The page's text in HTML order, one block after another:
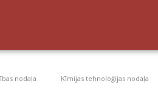
nodaļa
Ķīmijas tehnoloģijas nodaļa